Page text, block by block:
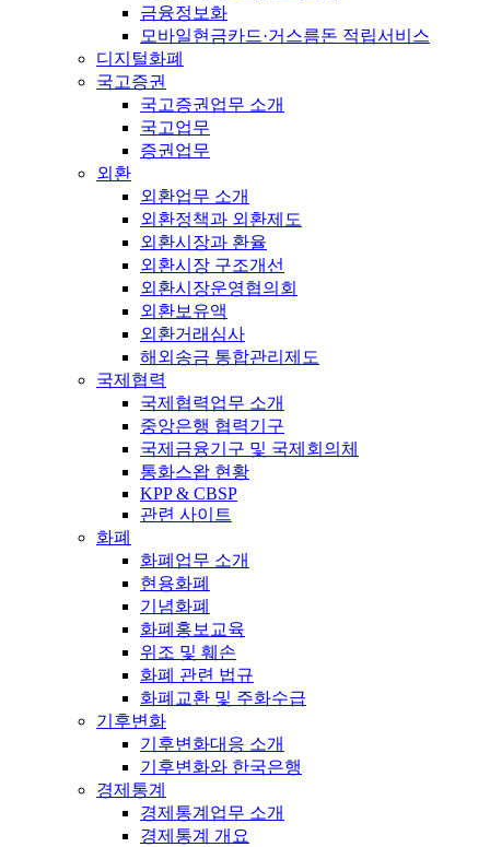
금융정보화
모바일현금카드·거스름돈 적립서비스
디지털화폐
국고증권
국고증권업무 소개
국고업무
증권업무
외환
외환업무 소개
외환정책과 외환제도
외환시장과 환율
외환시장 구조개선
외환시장운영협의회
외환보유액
외환거래심사
해외송금 통합관리제도
국제협력
국제협력업무 소개
중앙은행 협력기구
국제금융기구 및 국제회의체
통화스왑 현황
KPP & CBSP
관련 사이트
화폐
화폐업무 소개
현용화폐
기념화폐
화폐홍보교육
위조 및 훼손
화폐 관련 법규
화폐교환 및 주화수급
기후변화
기후변화대응 소개
기후변화와 한국은행
경제통계
경제통계업무 소개
경제통계 개요